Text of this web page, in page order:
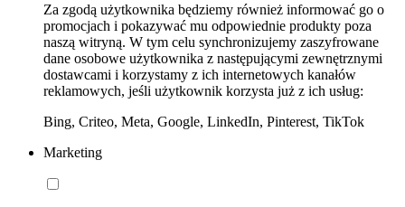
Za zgodą użytkownika będziemy również informować go o
promocjach i pokazywać mu odpowiednie produkty poza
naszą witryną. W tym celu synchronizujemy zaszyfrowane
dane osobowe użytkownika z następującymi zewnętrznymi
dostawcami i korzystamy z ich internetowych kanałów
reklamowych, jeśli użytkownik korzysta już z ich usług:
Bing, Criteo, Meta, Google, LinkedIn, Pinterest, TikTok
Marketing